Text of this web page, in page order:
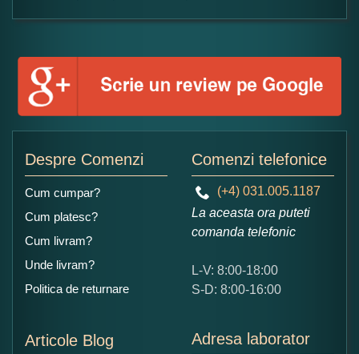
Formular pareri client
Numele dumneavoastra:
Ce nota acordati acestui produs?
5
Despre Comenzi
Cum cumpar?
Cum platesc?
Cum livram?
Unde livram?
Politica de returnare
Articole Blog
Comenzi telefonice
(+4) 031.005.1187
La aceasta ora puteti
comanda telefonic
L-V: 8:00-18:00
S-D: 8:00-16:00
Adresa laborator